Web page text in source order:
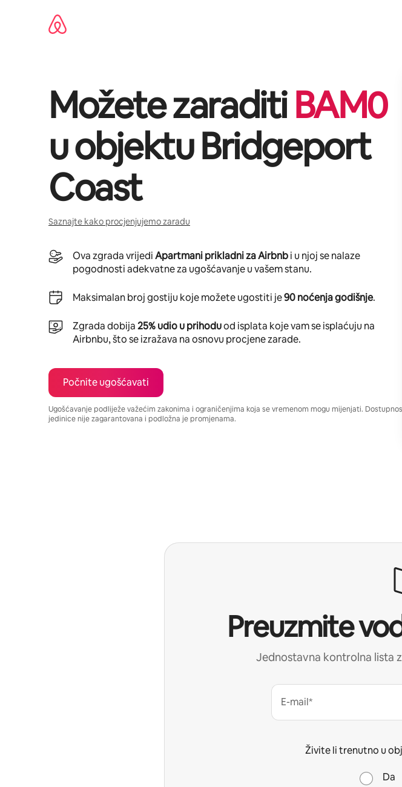
Možete zaraditiBAM0
u objektuBridgeport
Coast
Saznajte kako procjenjujemo zaradu
Ova zgrada vrijediApartmani prikladni za Airbnbi u njoj se nalaze
pogodnosti adekvatne za ugošćavanje u vašem stanu.
Maksimalan broj gostiju koje možete ugostiti je90 noćenja godišnje.
Zgrada dobija25% udio u prihoduod isplata koje vam se isplaćuju na
Airbnbu, što se izražava na osnovu procjene zarade.
Počnite ugošćavati
Ugošćavanje podliježe važećim zakonima i ograničenjima koja se vremenom mogu mijenjati.
jedinice nije zagarantovana i podložna je promjenama.
Preuzmite
Jednostavna kontrolna lista
E-mail*
Živite li trenutno u
Da